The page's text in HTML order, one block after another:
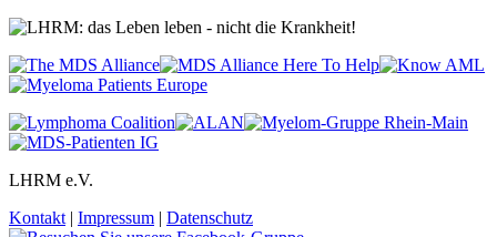
LHRM e.V.
Kontakt | Impressum | Datenschutz